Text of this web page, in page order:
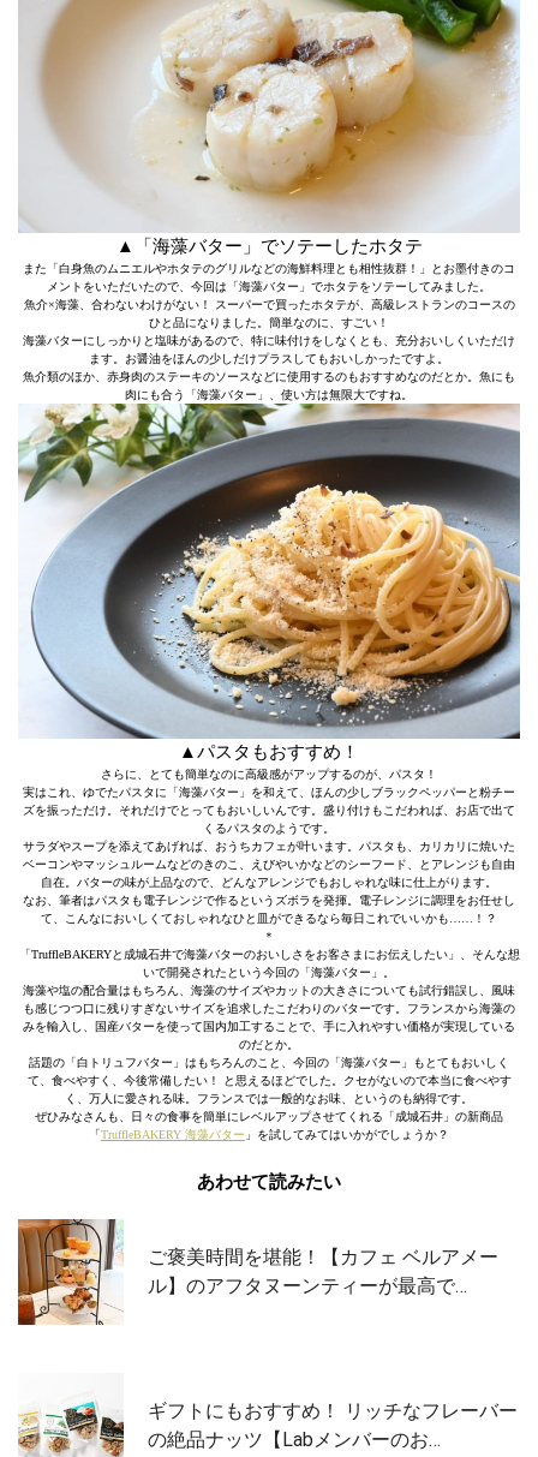
▲「海藻バター」でソテーしたホタテ
また「白身魚のムニエルやホタテのグリルなどの海鮮料理とも相性抜群！」とお墨付きのコ
メントをいただいたので、今回は「海藻バター」でホタテをソテーしてみました。
魚介×海藻、合わないわけがない！ スーパーで買ったホタテが、高級レストランのコースの
ひと品になりました。簡単なのに、すごい！
海藻バターにしっかりと塩味があるので、特に味付けをしなくとも、充分おいしくいただけ
ます。お醤油をほんの少しだけプラスしてもおいしかったですよ。
魚介類のほか、赤身肉のステーキのソースなどに使用するのもおすすめなのだとか。魚にも
肉にも合う「海藻バター」、使い方は無限大ですね。
▲パスタもおすすめ！
さらに、とても簡単なのに高級感がアップするのが、パスタ！
実はこれ、ゆでたパスタに「海藻バター」を和えて、ほんの少しブラックペッパーと粉チー
ズを振っただけ。それだけでとってもおいしいんです。盛り付けもこだわれば、お店で出て
くるパスタのようです。
サラダやスープを添えてあげれば、おうちカフェが叶います。パスタも、カリカリに焼いた
ベーコンやマッシュルームなどのきのこ、えびやいかなどのシーフード、とアレンジも自由
自在。バターの味が上品なので、どんなアレンジでもおしゃれな味に仕上がります。
なお、筆者はパスタも電子レンジで作るというズボラを発揮。電子レンジに調理をお任せし
て、こんなにおいしくておしゃれなひと皿ができるなら毎日これでいいかも……！？
＊
「TruffleBAKERYと成城石井で海藻バターのおいしさをお客さまにお伝えしたい」、そんな想
いで開発されたという今回の「海藻バター」。
海藻や塩の配合量はもちろん、海藻のサイズやカットの大きさについても試行錯誤し、風味
も感じつつ口に残りすぎないサイズを追求したこだわりのバターです。フランスから海藻の
みを輸入し、国産バターを使って国内加工することで、手に入れやすい価格が実現している
のだとか。
話題の「白トリュフバター」はもちろんのこと、今回の「海藻バター」もとてもおいしく
て、食べやすく、今後常備したい！ と思えるほどでした。クセがないので本当に食べやす
く、万人に愛される味。フランスでは一般的なお味、というのも納得です。
ぜひみなさんも、日々の食事を簡単にレベルアップさせてくれる「成城石井」の新商品
「TruffleBAKERY 海藻バター 」を試してみてはいかがでしょうか？
あわせて読みたい
ご褒美時間を堪能！【カフェ ベルアメー
ル】のアフタヌーンティーが最高で…
ギフトにもおすすめ！ リッチなフレーバー
の絶品ナッツ【Labメンバーのお…